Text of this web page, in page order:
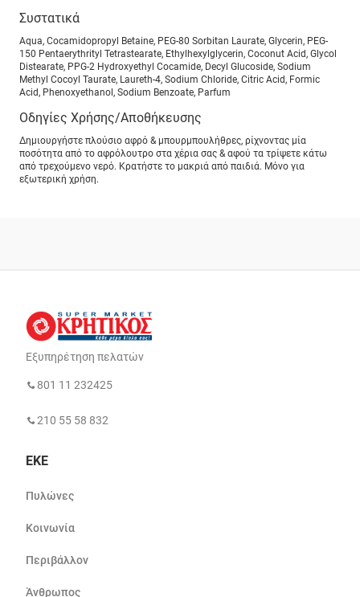
Συστατικά
Aqua, Cocamidopropyl Betaine, PEG-80 Sorbitan Laurate, Glycerin, PEG-
150 Pentaerythrityl Tetrastearate, Ethylhexylglycerin, Coconut Acid, Glycol
Distearate, PPG-2 Hydroxyethyl Cocamide, Decyl Glucoside, Sodium
Methyl Cocoyl Taurate, Laureth-4, Sodium Chloride, Citric Acid, Formic
Acid, Phenoxyethanol, Sodium Benzoate, Parfum
Οδηγίες Χρήσης/Αποθήκευσης
Δημιουργήστε πλούσιο αφρό & μπουρμπουλήθρες, ρίχνοντας μία
ποσότητα από το αφρόλουτρο στα χέρια σας & αφού τα τρίψετε κάτω
από τρεχούμενο νερό. Κρατήστε το μακριά από παιδιά. Μόνο για
εξωτερική χρήση.
Εξυπηρέτηση πελατών
801 11 232425
210 55 58 832
ΕΚΕ
Πυλώνες
Κοινωνία
Περιβάλλον
Άνθρωπος